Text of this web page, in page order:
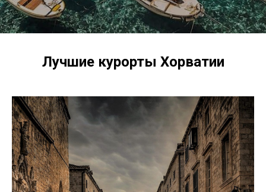
Лучшие курорты Хорватии